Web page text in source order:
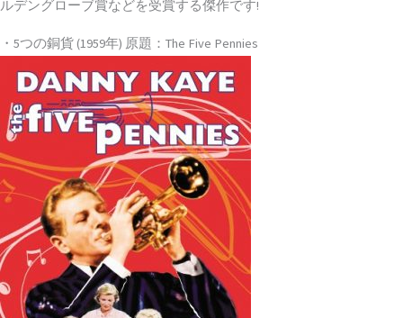
ルデングローブ賞などを受賞する傑作です!
・5つの銅貨 (1959年) 原題：The Five Pennies